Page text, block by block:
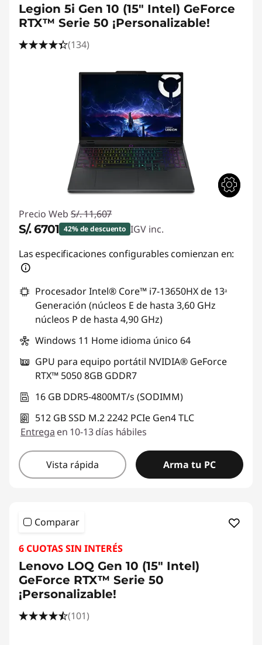
Legion 5i Gen 10 (15" Intel) GeForce
RTX™ Serie 50 ¡Personalizable!
(134)
Precio Web S/. 11,607
S/. 6701 42% de descuento IGV inc.
Ahorros instantáneos :-S/. 4906
Las especificaciones configurables comienzan en:
Procesador Intel® Core™ i7-13650HX de 13ᵃ
Generación (núcleos E de hasta 3,60 GHz
núcleos P de hasta 4,90 GHz)
Windows 11 Home idioma único 64
GPU para equipo portátil NVIDIA® GeForce
RTX™ 5050 8GB GDDR7
16 GB DDR5-4800MT/s (SODIMM)
512 GB SSD M.2 2242 PCIe Gen4 TLC
Entrega en 10-13 días hábiles
Vista rápida Arma tu PC
Comparar
6 CUOTAS SIN INTERÉS
Lenovo LOQ Gen 10 (15" Intel)
GeForce RTX™ Serie 50
¡Personalizable!
(101)